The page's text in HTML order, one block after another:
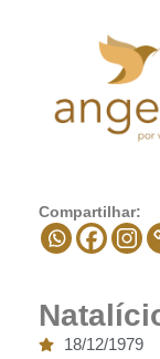
Compartilhar:
18/12/1979